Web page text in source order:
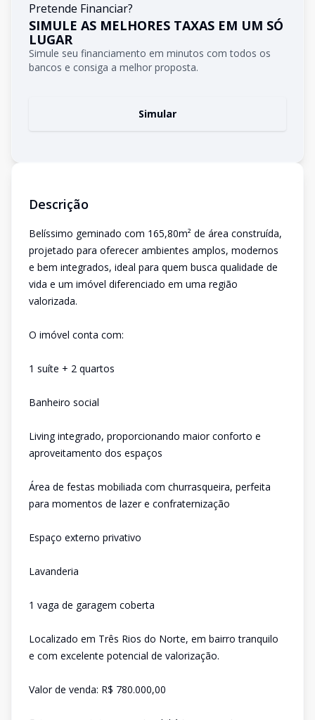
Pretende Financiar?
SIMULE AS MELHORES TAXAS EM UM SÓ
LUGAR
Simule seu financiamento em minutos com todos os
bancos e consiga a melhor proposta.
Simular
Descrição
Belíssimo geminado com 165,80m² de área construída,
projetado para oferecer ambientes amplos, modernos
e bem integrados, ideal para quem busca qualidade de
vida e um imóvel diferenciado em uma região
valorizada.
O imóvel conta com:
1 suíte + 2 quartos
Banheiro social
Living integrado, proporcionando maior conforto e
aproveitamento dos espaços
Área de festas mobiliada com churrasqueira, perfeita
para momentos de lazer e confraternização
Espaço externo privativo
Lavanderia
1 vaga de garagem coberta
Localizado em Três Rios do Norte, em bairro tranquilo
e com excelente potencial de valorização.
Valor de venda: R$ 780.000,00